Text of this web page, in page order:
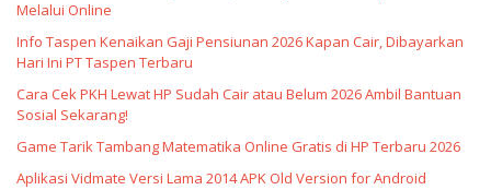
Melalui Online
Info Taspen Kenaikan Gaji Pensiunan 2026 Kapan Cair, Dibayarkan
Hari Ini PT Taspen Terbaru
Cara Cek PKH Lewat HP Sudah Cair atau Belum 2026 Ambil Bantuan
Sosial Sekarang!
Game Tarik Tambang Matematika Online Gratis di HP Terbaru 2026
Aplikasi Vidmate Versi Lama 2014 APK Old Version for Android